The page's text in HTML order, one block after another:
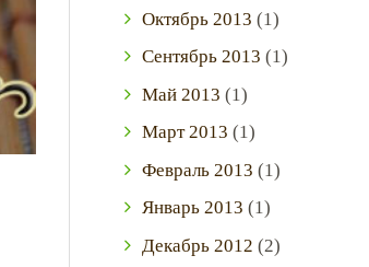
Октябрь 2013 (1)
Сентябрь 2013 (1)
Май 2013 (1)
Март2013 (1)
Февраль 2013 (1)
Январь 2013 (1)
Декабрь 2012 (2)